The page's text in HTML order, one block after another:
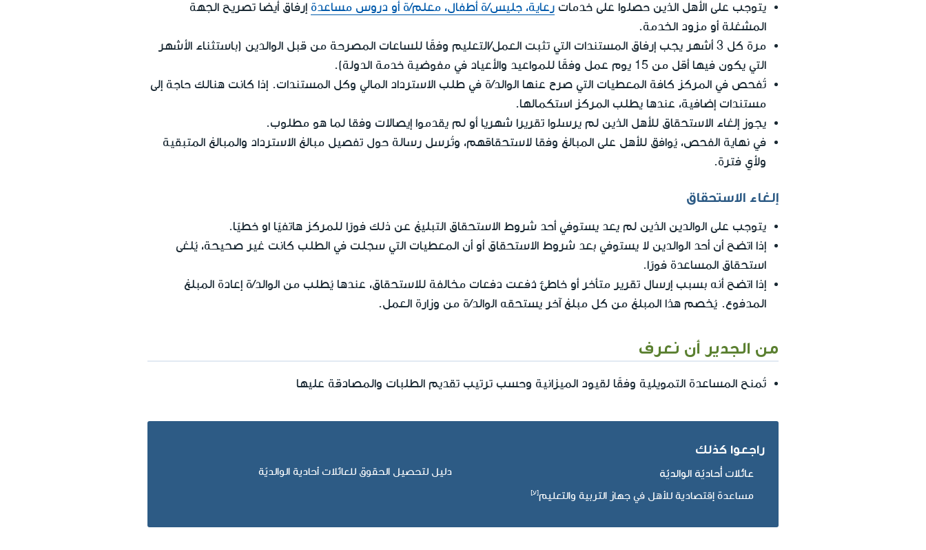
يتوجب على الأهل الذين حصلوا على خدمات رعاية، جليس/ة أطفال، معلم/ة أو دروس مساعدة إرفاق أيضا تصريح الجهة
المشغلة أو مزود الخدمة.
مرة كل 3 أشهر يجب إرفاق المستندات التي تثبت العمل/التعليم وفقًا للساعات المصرحة من قبل الوالدين (باستثناء الأشهر
التي يكون فيها أقل من 15 يوم عمل وفقًا للمواعيد والأعياد في مفوضية خدمة الدولة).
تُفحص في المركز كافة المعطيات التي صرح عنها الوالد/ة في طلب الاسترداد المالي وكل المستندات. إذا كانت هنالك حاجة إلى
مستندات إضافية، عندها يطلب المركز استكمالها.
يجوز إلغاء الاستحقاق للأهل الذين لم يرسلوا تقريرا شهريا أو لم يقدموا إيصالات وفقا لما هو مطلوب.
في نهاية الفحص، يُوافق للأهل على المبالغ وفقا لاستحقاقهم، وتُرسل رسالة حول تفصيل مبالغ الاسترداد والمبالغ المتبقية
ولأي فترة.
إلغاء الاستحقاق
يتوجب على الوالدين الذين لم يعد يستوفي أحد شروط الاستحقاق التبليغ عن ذلك فورًا للمركز هاتفيًا او خطيًا.
إذا اتضح أن أحد الوالدين لا يستوفي بعد شروط الاستحقاق أو أن المعطيات التي سجلت في الطلب كانت غير صحيحة، يُلغى
استحقاق المساعدة فورًا.
إذا اتضح أنه بسبب إرسال تقرير متأخر أو خاطئ دُفعت دفعات مخالفة للاستحقاق، عندها يُطلب من الوالد/ة إعادة المبلغ
المدفوع. يُخصم هذا المبلغ من كل مبلغ آخر يستحقه الوالد/ة من وزارة العمل.
من الجدير أن نعرف
تُمنح المساعدة التمويلية وفقًا لقيود الميزانية وحسب ترتيب تقديم الطلبات والمصادقة عليها
راجعوا كذلك
عائلات أُحاديّة الوالديّة دليل لتحصيل الحقوق للعائلات أحادية الوالديّة
مساعدة إقتصادية للأهل في جهاز التربية والتعليم